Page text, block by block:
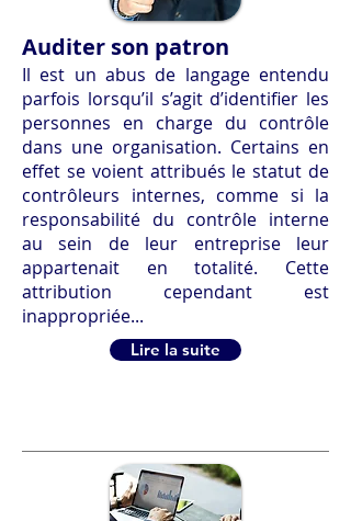
Auditer son patron
Il est un abus de langage entendu
parfois lorsqu’il s’agit d’identifier les
personnes en charge du contrôle
dans une organisation. Certains en
effet se voient attribués le statut de
contrôleurs internes, comme si la
responsabilité du contrôle interne
au sein de leur entreprise leur
appartenait en totalité. Cette
attribution cependant est
inappropriée...
Lire la suite